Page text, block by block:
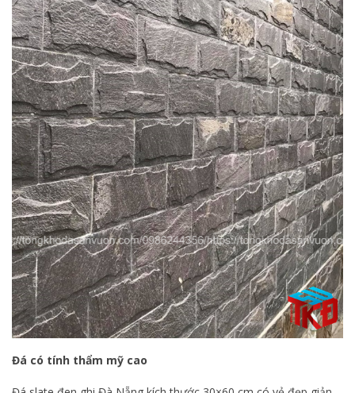
Đá có tính thẩm mỹ cao